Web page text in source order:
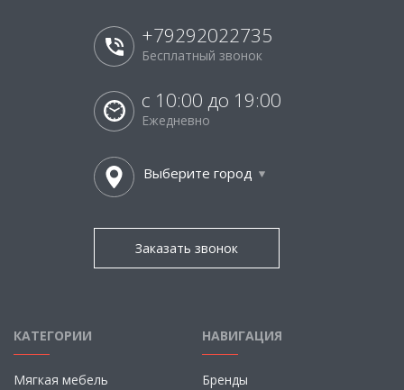
+79292022735
Бесплатный звонок
с 10:00 до 19:00
Ежедневно
Выберите город
Заказать звонок
КАТЕГОРИИ
Мягкая мебель
НАВИГАЦИЯ
Бренды